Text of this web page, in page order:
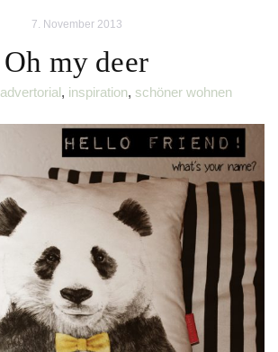
7. November 2013
Oh my deer
advertorial, inspiration, schöner wohnen